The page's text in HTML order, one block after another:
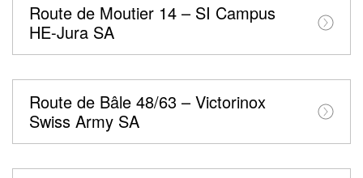
Route de Moutier 14 – SI Campus
HE-Jura SA
Route de Bâle 48/63 – Victorinox
Swiss Army SA